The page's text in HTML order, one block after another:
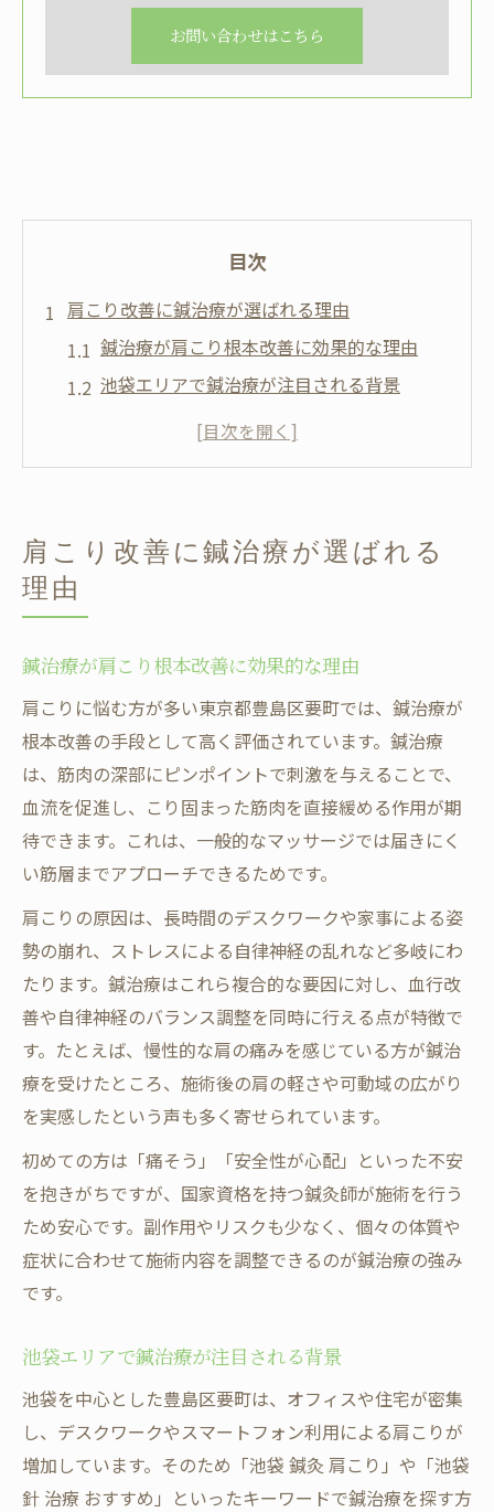
お問い合わせはこちら
目次
肩こり改善に鍼治療が選ばれる理由
鍼治療が肩こり根本改善に効果的な理由
池袋エリアで鍼治療が注目される背景
慢性的な肩こりに鍼治療が支持される理由
初めてでも安心の鍼治療体験ガイド
初めての鍼治療体験で知っておくべき流れ
鍼治療初心者が安心できる施術環境の選び
方
池袋で評判の鍼治療院を選ぶ際の注意点
初回の鍼治療で感じる体の変化とは
慢性的な肩こりに鍼は本当に効くのか
慢性的な肩こりに鍼治療が有効な理由
鍼治療で肩こりがどこまで改善するのか
池袋の鍼治療体験談から見る効果の実感
肩こりに悩む方へ鍼治療の持続力を解説
豊島区要町で始める肩こりケア方法
豊島区で鍼治療による肩こりケアが人気の
理由
鍼治療を活用した肩こり緩和の具体的な方
法
要町エリアで受けられる鍼治療の特徴とは
肩こり対策として鍼治療を選ぶコツ
鍼治療の安全性と受ける前の注意点
鍼治療の安全性を高めるための確認事項
鍼治療を控えるべき人の特徴と理由
安心して鍼治療を受けるための基礎知識
肩こり改善に鍼治療が選ばれる
理由
鍼治療が肩こり根本改善に効果的な理由
肩こりに悩む方が多い東京都豊島区要町では、鍼治療が
根本改善の手段として高く評価されています。鍼治療
は、筋肉の深部にピンポイントで刺激を与えることで、
血流を促進し、こり固まった筋肉を直接緩める作用が期
待できます。これは、一般的なマッサージでは届きにく
い筋層までアプローチできるためです。
肩こりの原因は、長時間のデスクワークや家事による姿
勢の崩れ、ストレスによる自律神経の乱れなど多岐にわ
たります。鍼治療はこれら複合的な要因に対し、血行改
善や自律神経のバランス調整を同時に行える点が特徴で
す。たとえば、慢性的な肩の痛みを感じている方が鍼治
療を受けたところ、施術後の肩の軽さや可動域の広がり
を実感したという声も多く寄せられています。
初めての方は「痛そう」「安全性が心配」といった不安
を抱きがちですが、国家資格を持つ鍼灸師が施術を行う
ため安心です。副作用やリスクも少なく、個々の体質や
症状に合わせて施術内容を調整できるのが鍼治療の強み
です。
池袋エリアで鍼治療が注目される背景
池袋を中心とした豊島区要町は、オフィスや住宅が密集
し、デスクワークやスマートフォン利用による肩こりが
増加しています。そのため「池袋 鍼灸 肩こり」や「池袋
針 治療 おすすめ」といったキーワードで鍼治療を探す方